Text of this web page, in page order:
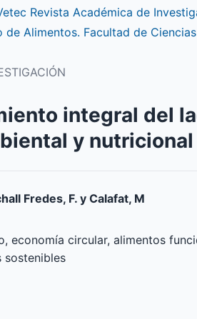
Revista Académica de
Alimentos. Facultad de
integral del
y nutricional
Fredes, F. y Calafat, M
economía circular, alimentos
sostenibles